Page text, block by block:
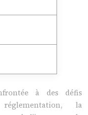
à des défis
la